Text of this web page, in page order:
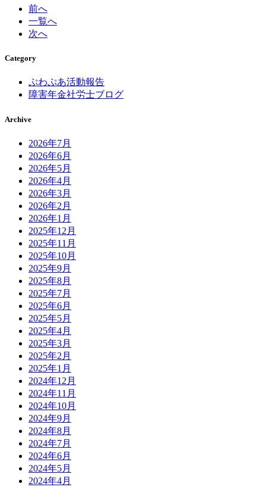
前へ
一覧へ
次へ
Category
ぷわぷあ活動報告
障害年金社労士ブログ
Archive
2026年7月
2026年6月
2026年5月
2026年4月
2026年3月
2026年2月
2026年1月
2025年12月
2025年11月
2025年10月
2025年9月
2025年8月
2025年7月
2025年6月
2025年5月
2025年4月
2025年3月
2025年2月
2025年1月
2024年12月
2024年11月
2024年10月
2024年9月
2024年8月
2024年7月
2024年6月
2024年5月
2024年4月